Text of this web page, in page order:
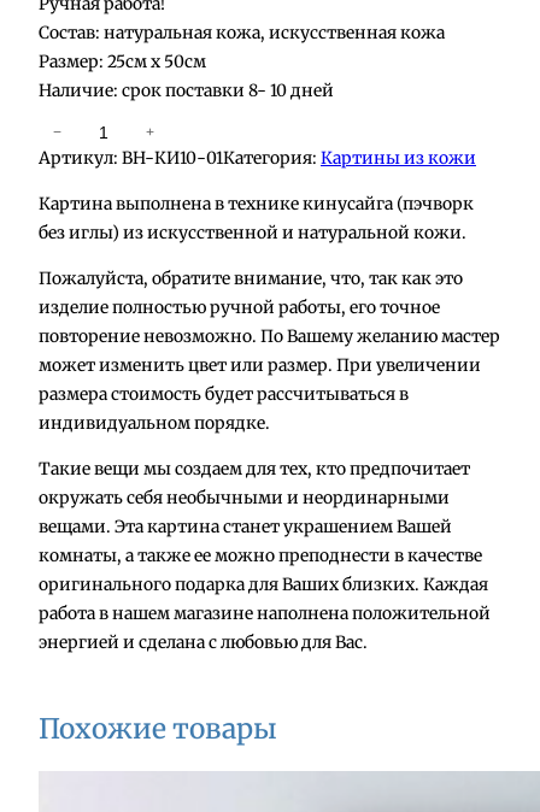
Состав: натуральная кожа, искусственная кожа
Размер: 25см х 50см
Наличие: срок поставки 8- 10 дней
о
л
и
е
с
т
в
о
т
в
а
р
а
К
а
р
и
н
а
− +
Артикул: BH-КИ10-01Категория: Картины из кожи
Картина выполнена в технике кинусайга (пэчворк
без иглы) из искусственной и натуральной кожи.
Пожалуйста, обратите внимание, что, так как это
изделие полностью ручной работы, его точное
повторение невозможно. По Вашему желанию мастер
может изменить цвет или размер. При увеличении
размера стоимость будет рассчитываться в
индивидуальном порядке.
Такие вещи мы создаем для тех, кто предпочитает
окружать себя необычными и неординарными
вещами. Эта картина станет украшением Вашей
комнаты, а также ее можно преподнести в качестве
оригинального подарка для Ваших близких. Каждая
работа в нашем магазине наполнена положительной
энергией и сделана с любовью для Вас.
Похожие товары